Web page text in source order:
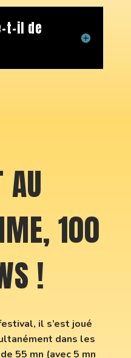
t-il de
100
!
il s’est joué
dans les
55 mn (avec 5 mn